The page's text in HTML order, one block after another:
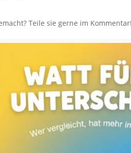
Teile sie gerne im